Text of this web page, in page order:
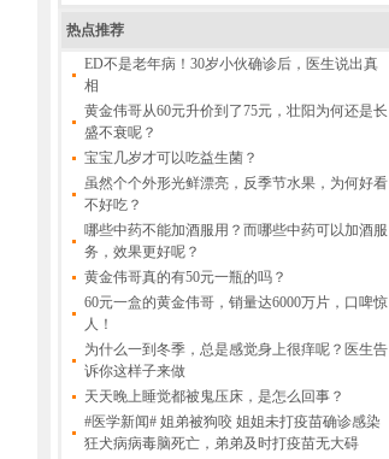
热点推荐
ED不是老年病！30岁小伙确诊后，医生说出真
相
黄金伟哥从60元升价到了75元，壮阳为何还是长
盛不衰呢？
宝宝几岁才可以吃益生菌？
虽然个个外形光鲜漂亮，反季节水果，为何好看
不好吃？
哪些中药不能加酒服用？而哪些中药可以加酒服
务，效果更好呢？
黄金伟哥真的有50元一瓶的吗？
60元一盒的黄金伟哥，销量达6000万片，口啤惊
人！
为什么一到冬季，总是感觉身上很痒呢？医生告
诉你这样子来做
天天晚上睡觉都被鬼压床，是怎么回事？
#医学新闻# 姐弟被狗咬 姐姐未打疫苗确诊感染
狂犬病病毒脑死亡，弟弟及时打疫苗无大碍